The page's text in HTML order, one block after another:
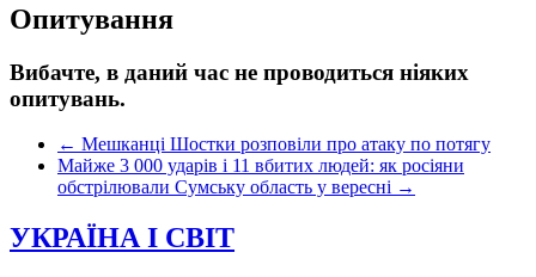
Опитування
Вибачте, в даний час не проводиться ніяких
опитувань.
← Мешканці Шостки розповіли про атаку по потягу
Майже 3 000 ударів і 11 вбитих людей: як росіяни
обстрілювали Сумську область у вересні →
УКРАЇНА І СВІТ